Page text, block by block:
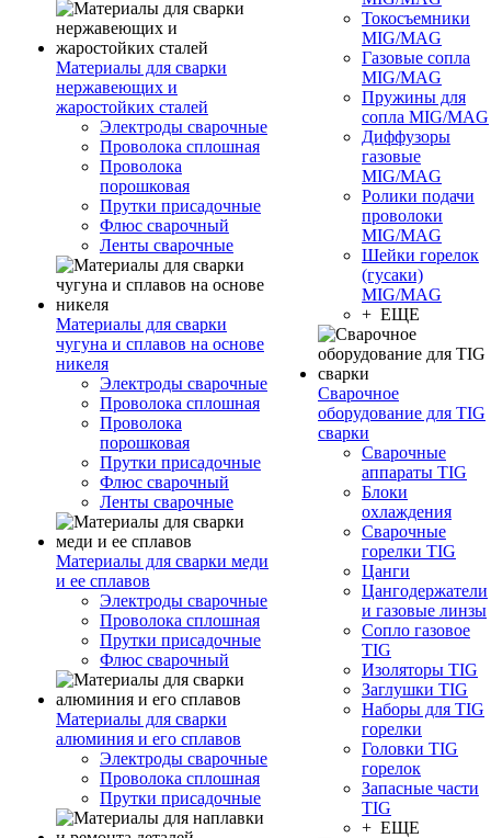
Материалы для сварки
нержавеющих и
жаростойких сталей
Электроды сварочные
Проволока сплошная
Проволока
порошковая
Прутки присадочные
Флюс сварочный
Ленты сварочные
Материалы для сварки
чугуна и сплавов на основе
никеля
Электроды сварочные
Проволока сплошная
Проволока
порошковая
Прутки присадочные
Флюс сварочный
Ленты сварочные
Материалы для сварки меди
и ее сплавов
Электроды сварочные
Проволока сплошная
Прутки присадочные
Флюс сварочный
Материалы для сварки
алюминия и его сплавов
Электроды сварочные
Проволока сплошная
Прутки присадочные
Токосъемники
MIG/MAG
Газовые сопла
MIG/MAG
Пружины для
сопла MIG/MAG
Диффузоры
газовые
MIG/MAG
Ролики подачи
проволоки
MIG/MAG
Шейки горелок
(гусаки)
MIG/MAG
+ ЕЩЕ
Сварочное
оборудование для TIG
сварки
Сварочные
аппараты TIG
Блоки
охлаждения
Сварочные
горелки TIG
Цанги
Цангодержатели
и газовые линзы
Сопло газовое
TIG
Изоляторы TIG
Заглушки TIG
Наборы для TIG
горелки
Головки TIG
горелок
Запасные части
TIG
+ ЕЩЕ